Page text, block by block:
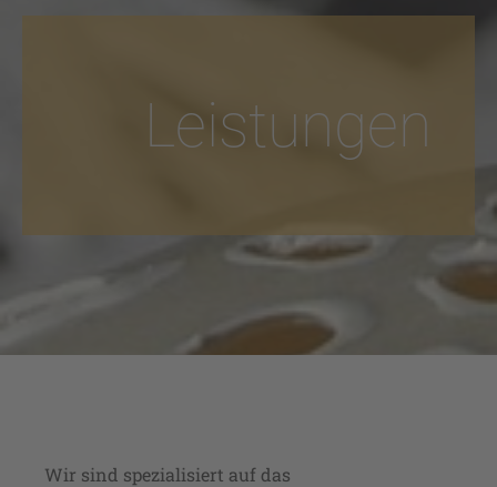
Leistungen
Wir sind spezialisiert auf das